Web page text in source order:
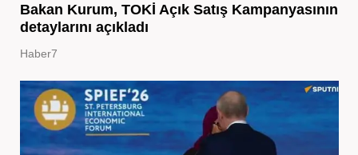
Bakan Kurum, TOKİ Açık Satış Kampanyasının
detaylarını açıkladı
Haber7